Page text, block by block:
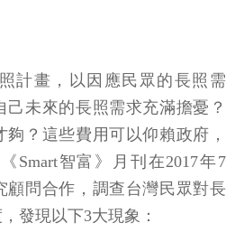
計畫，以因應民眾的長照需
未來的長照需求充滿擔憂？
？這些費用可以仰賴政府，
Smart智富》月刊在2017年7
顧問合作，調查台灣民眾對長
發現以下3大現象：